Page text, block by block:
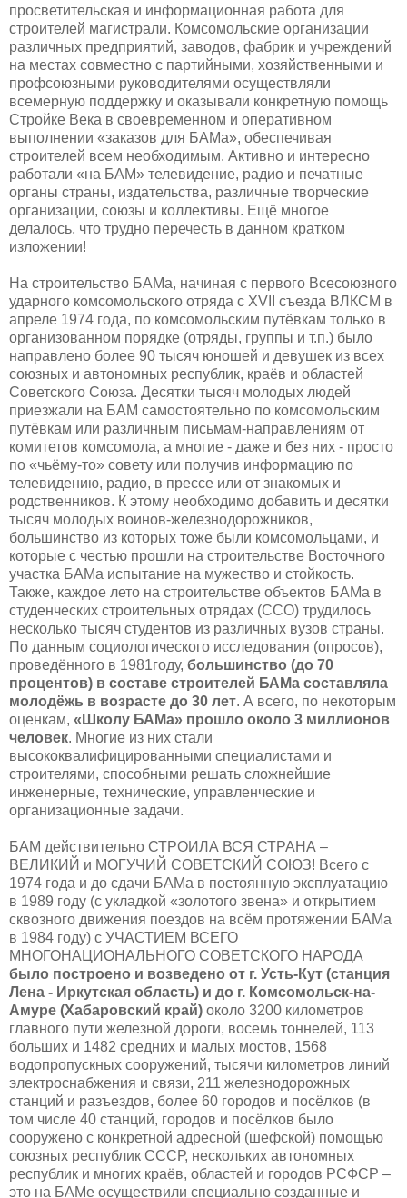
просветительская и информационная работа для
строителей магистрали. Комсомольские организации
различных предприятий, заводов, фабрик и учреждений
на местах совместно с партийными, хозяйственными и
профсоюзными руководителями осуществляли
всемерную поддержку и оказывали конкретную помощь
Стройке Века в своевременном и оперативном
выполнении «заказов для БАМа», обеспечивая
строителей всем необходимым. Активно и интересно
работали «на БАМ» телевидение, радио и печатные
органы страны, издательства, различные творческие
организации, союзы и коллективы. Ещё многое
делалось, что трудно перечесть в данном кратком
изложении!
На строительство БАМа, начиная с первого Всесоюзного
ударного комсомольского отряда с XVII съезда ВЛКСМ в
апреле 1974 года, по комсомольским путёвкам только в
организованном порядке (отряды, группы и т.п.) было
направлено более 90 тысяч юношей и девушек из всех
союзных и автономных республик, краёв и областей
Советского Союза. Десятки тысяч молодых людей
приезжали на БАМ самостоятельно по комсомольским
путёвкам или различным письмам-направлениям от
комитетов комсомола, а многие - даже и без них - просто
по «чьёму-то» совету или получив информацию по
телевидению, радио, в прессе или от знакомых и
родственников. К этому необходимо добавить и десятки
тысяч молодых воинов-железнодорожников,
большинство из которых тоже были комсомольцами, и
которые с честью прошли на строительстве Восточного
участка БАМа испытание на мужество и стойкость.
Также, каждое лето на строительстве объектов БАМа в
студенческих строительных отрядах (ССО) трудилось
несколько тысяч студентов из различных вузов страны.
По данным социологического исследования (опросов),
проведённого в 1981году, большинство (до 70
процентов) в составе строителей БАМа составляла
молодёжь в возрасте до 30 лет. А всего, по некоторым
оценкам, «Школу БАМа» прошло около 3 миллионов
человек. Многие из них стали
высококвалифицированными специалистами и
строителями, способными решать сложнейшие
инженерные, технические, управленческие и
организационные задачи.
БАМ действительно СТРОИЛА ВСЯ СТРАНА –
ВЕЛИКИЙ и МОГУЧИЙ СОВЕТСКИЙ СОЮЗ! Всего с
1974 года и до сдачи БАМа в постоянную эксплуатацию
в 1989 году (с укладкой «золотого звена» и открытием
сквозного движения поездов на всём протяжении БАМа
в 1984 году) с УЧАСТИЕМ ВСЕГО
МНОГОНАЦИОНАЛЬНОГО СОВЕТСКОГО НАРОДА
было построено и возведено от г. Усть-Кут (станция
Лена - Иркутская область) и до г. Комсомольск-на-
Амуре (Хабаровский край) около 3200 километров
главного пути железной дороги, восемь тоннелей, 113
больших и 1482 средних и малых мостов, 1568
водопропускных сооружений, тысячи километров линий
электроснабжения и связи, 211 железнодорожных
станций и разъездов, более 60 городов и посёлков (в
том числе 40 станций, городов и посёлков было
сооружено с конкретной адресной (шефской) помощью
союзных республик СССР, нескольких автономных
республик и многих краёв, областей и городов РСФСР –
это на БАМе осуществили специально созданные и